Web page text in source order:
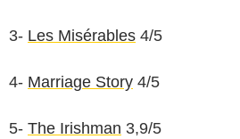
3- Les Misérables 4/5
4- Marriage Story 4/5
5- The Irishman 3,9/5